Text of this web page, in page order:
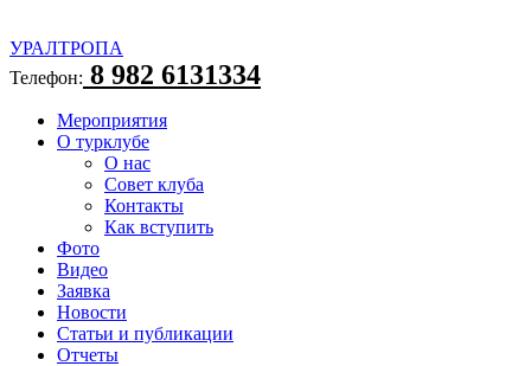
УРАЛТРОПА
Телефон: 8 982 6131334
Мероприятия
О турклубе
О нас
Совет клуба
Контакты
Как вступить
Фото
Видео
Заявка
Новости
Статьи и публикации
Отчеты